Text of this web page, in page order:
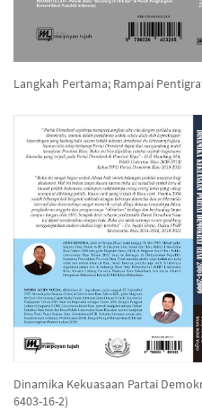
Langkah Pertama; Rampai
Dinamika Kekuasaan Partai
6403-16-2)